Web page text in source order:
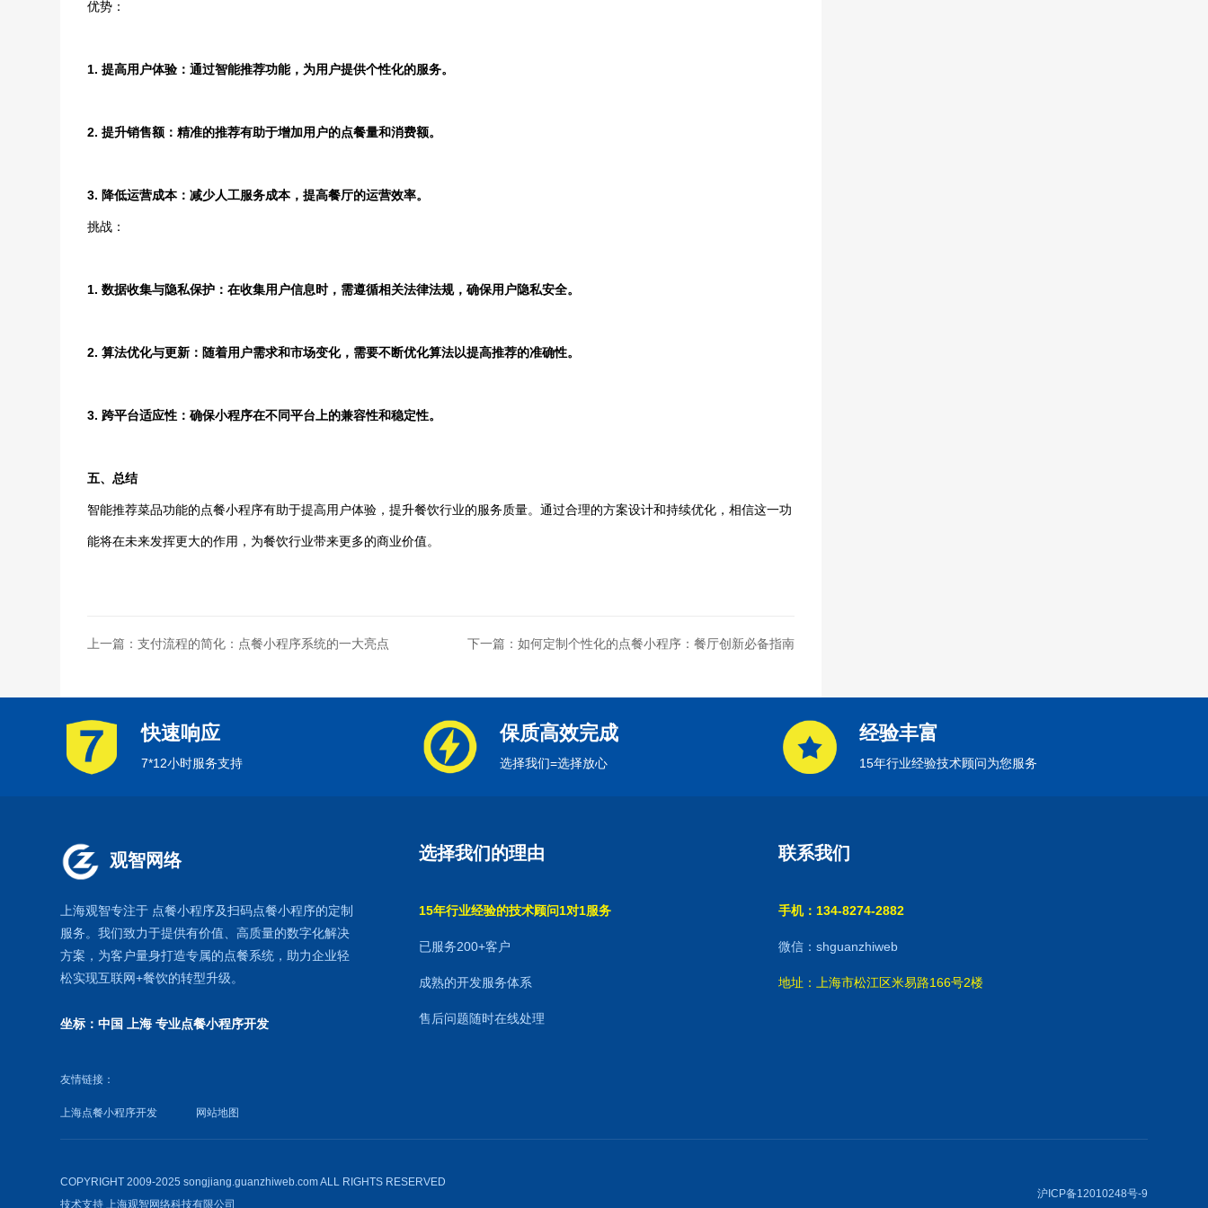
优势：
1. 提高用户体验：通过智能推荐功能，为用户提供个性化的服务。
2. 提升销售额：精准的推荐有助于增加用户的点餐量和消费额。
3. 降低运营成本：减少人工服务成本，提高餐厅的运营效率。
挑战：
1. 数据收集与隐私保护：在收集用户信息时，需遵循相关法律法规，确保用户隐私安全。
2. 算法优化与更新：随着用户需求和市场变化，需要不断优化算法以提高推荐的准确性。
3. 跨平台适应性：确保小程序在不同平台上的兼容性和稳定性。
五、总结
智能推荐菜品功能的点餐小程序有助于提高用户体验，提升餐饮行业的服务质量。通过合理的方案设计和持续优化，相信这一功
能将在未来发挥更大的作用，为餐饮行业带来更多的商业价值。
上一篇：支付流程的简化：点餐小程序系统的一大亮点 下一篇：如何定制个性化的点餐小程序：餐厅创新必备指南
快速响应
7*12小时服务支持
保质高效完成
选择我们=选择放心
经验丰富
15年行业经验技术顾问为您服务
观智网络
上海观智专注于 点餐小程序及扫码点餐小程序的定制
服务。我们致力于提供有价值、高质量的数字化解决
方案，为客户量身打造专属的点餐系统 ，助力企业轻
松实现互联网+餐饮的转型升级。
坐标：中国 上海专业点餐小程序开发
选择我们的理由
15年行业经验的技术顾问1对1服务
已服务200+客户
成熟的开发服务体系
售后问题随时在线处理
联系我们
手机：134-8274-2882
微信：shguanzhiweb
地址：上海市松江区米易路166号2楼
友情链接：
上海点餐小程序开发 网站地图
COPYRIGHT 2009-2025 songjiang.guanzhiweb.com ALL RIGHTS RESERVED
技术支持上海观智网络科技有限公司
沪ICP备12010248号-9